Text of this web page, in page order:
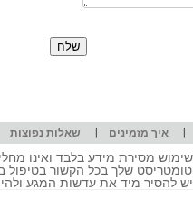
|איך מזמינים | שאלות נפוצות
מסירת מידע בלבד ואינו
שלך בכל הקשור
יש להסיר מיד את עדשות המגע